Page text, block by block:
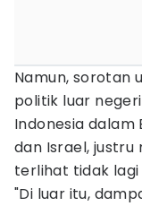
Namun, sorotan
politik luar
Indonesia dalam
dan Israel, justru
terlihat tidak
"Di luar itu,